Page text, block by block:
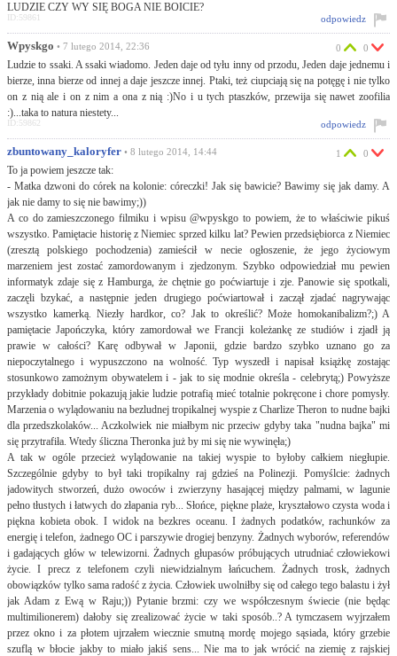
LUDZIE CZY WY SIĘ BOGA NIE BOICIE?
odpowiedz
ID:59861
Wpyskgo • 7 lutego 2014, 22:36
Ludzie to ssaki. A ssaki wiadomo. Jeden daje od tyłu inny od przodu, Jeden daje jednemu i
bierze, inna bierze od innej a daje jeszcze innej. Ptaki, też ciupciają się na potęgę i nie tylko
on z nią ale i on z nim a ona z nią :)No i u tych ptaszków, przewija się nawet zoofilia
:)...taka to natura niestety...
0 0
odpowiedz
ID:59862
zbuntowany_kaloryfer • 8 lutego 2014, 14:44
To ja powiem jeszcze tak:
- Matka dzwoni do córek na kolonie: córeczki! Jak się bawicie? Bawimy się jak damy. A
jak nie damy to się nie bawimy;))
A co do zamieszczonego filmiku i wpisu @wpyskgo to powiem, że to właściwie pikuś
wszystko. Pamiętacie historię z Niemiec sprzed kilku lat? Pewien przedsiębiorca z Niemiec
(zresztą polskiego pochodzenia) zamieścił w necie ogłoszenie, że jego życiowym
marzeniem jest zostać zamordowanym i zjedzonym. Szybko odpowiedział mu pewien
informatyk zdaje się z Hamburga, że chętnie go poćwiartuje i zje. Panowie się spotkali,
zaczęli bzykać, a następnie jeden drugiego poćwiartował i zaczął zjadać nagrywając
wszystko kamerką. Niezły hardkor, co? Jak to określić? Może homokanibalizm?;) A
pamiętacie Japończyka, który zamordował we Francji koleżankę ze studiów i zjadł ją
prawie w całości? Karę odbywał w Japonii, gdzie bardzo szybko uznano go za
niepoczytalnego i wypuszczono na wolność. Typ wyszedł i napisał książkę zostając
stosunkowo zamożnym obywatelem i - jak to się modnie określa - celebrytą;) Powyższe
przykłady dobitnie pokazują jakie ludzie potrafią mieć totalnie pokręcone i chore pomysły.
Marzenia o wylądowaniu na bezludnej tropikalnej wyspie z Charlize Theron to nudne bajki
dla przedszkolaków... Aczkolwiek nie miałbym nic przeciw gdyby taka "nudna bajka" mi
się przytrafiła. Wtedy śliczna Theronka już by mi się nie wywinęła;)
A tak w ogóle przecież wylądowanie na takiej wyspie to byłoby całkiem niegłupie.
Szczególnie gdyby to był taki tropikalny raj gdzieś na Polinezji. Pomyślcie: żadnych
jadowitych stworzeń, dużo owoców i zwierzyny hasającej między palmami, w lagunie
pełno tłustych i łatwych do złapania ryb... Słońce, piękne plaże, kryształowo czysta woda i
piękna kobieta obok. I widok na bezkres oceanu. I żadnych podatków, rachunków za
energię i telefon, żadnego OC i parszywie drogiej benzyny. Żadnych wyborów, referendów
i gadających głów w telewizorni. Żadnych głupasów próbujących utrudniać człowiekowi
życie. I precz z telefonem czyli niewidzialnym łańcuchem. Żadnych trosk, żadnych
obowiązków tylko sama radość z życia. Człowiek uwolniłby się od całego tego balastu i żył
jak Adam z Ewą w Raju;)) Pytanie brzmi: czy we współczesnym świecie (nie będąc
multimilionerem) dałoby się zrealizować życie w taki sposób..? A tymczasem wyjrzałem
przez okno i za płotem ujrzałem wiecznie smutną mordę mojego sąsiada, który grzebie
szuflą w błocie jakby to miało jakiś sens... Nie ma to jak wrócić na ziemię z rajskiej
1 0